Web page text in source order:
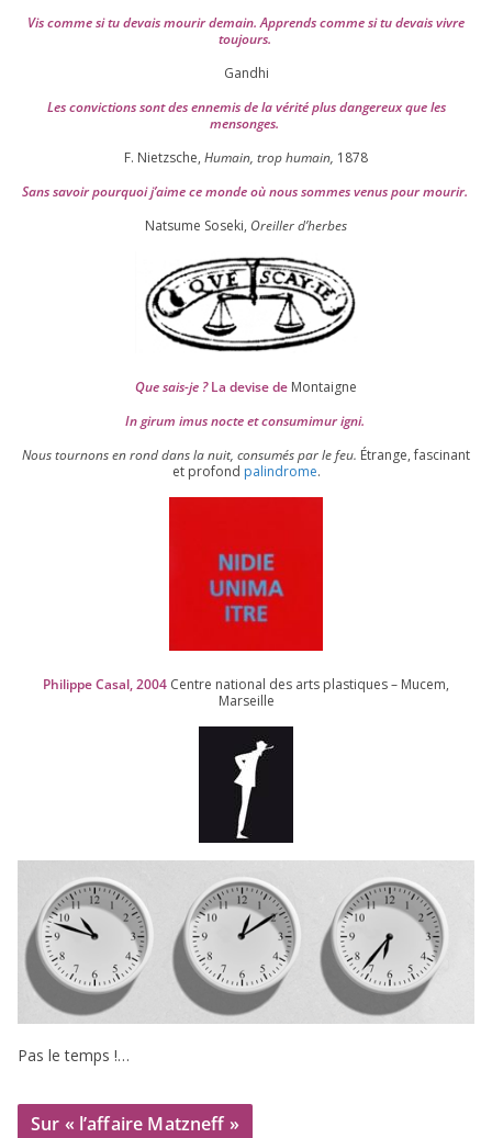
Vis comme si tu devais mou­rir demain. Apprends comme si tu devais vivre
toujours.
Gandhi
Les convic­tions sont des enne­mis de la véri­té plus dan­ge­reux que les
mensonges.
F. Nietzsche, Humain, trop humain, 1878
Sans savoir pour­quoi j’aime ce monde où nous sommes venus pour mourir.
Natsume Soseki, Oreiller d’herbes
Que sais-je ?La devise de Montaigne
In girum imus nocte et consu­mi­mur igni.
Nous tour­nons en rond dans la nuit, consu­més par le feu. Étrange, fas­ci­nant
et pro­fond palin­drome.
Philippe Casal,2004 Centre natio­nal des arts plas­tiques – Mucem,
Marseille
Pas le temps !…
Sur « l’affaire Matzneff »